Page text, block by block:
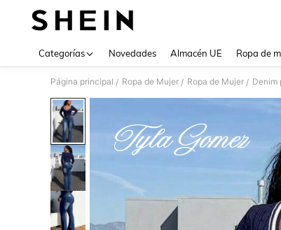
Categorías Novedades Almacén UE Ropa de
Página principal / Ropa de Mujer / Ropa de Mujer / Denim